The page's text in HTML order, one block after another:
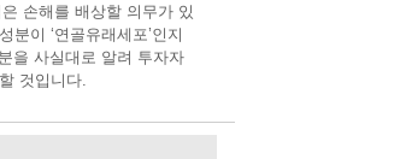
손해를 배상할 의무가 있
이 ‘연골유래세포’인지
을 사실대로 알려 투자자
것입니다.